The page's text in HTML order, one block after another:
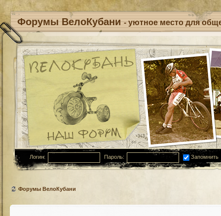
Форумы ВелоКубани - уютное место для
Логин: Пароль: Запомнить
Форумы ВелоКубани